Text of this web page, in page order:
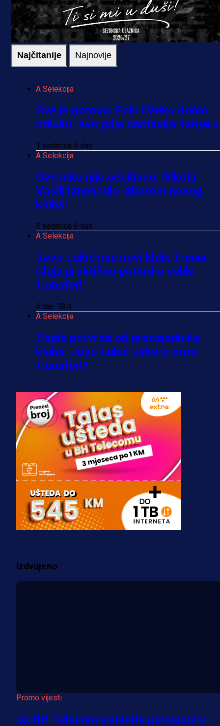
Najčitanije Najnovije
A Selekcija
Sve je gotovo: Edin Džeko donio
odluku, evo gdje nastavlja
1 sedmica 6 dan
A Selekcija
Ovo niko nije očekivao: Nikola
Vasilj iznenadio izborom novog
kluba!
3 sedmica 6 dan
A Selekcija
Jovo Lukić ima novi klub: Trener
Cluja praktično potvrdio veliki
transfer!
4 dan 18 h
A Selekcija
Stigla potvrda od predsjednika
kluba: Jovo Lukić uskoro pravi
transfer!?
A Selekcija
Zmajevi dobili veliko pojačanje:
Fudbaler Olympiacosa želi obući
dres BiH!
3 sedmica 4 dan
Premijer liga BiH
Misimović priveden: SIPA ga tereti
za pranje novca, pretresaju
prostorije FK Borac!
Više vijesti
Izdvojeno
Promo vijesti
Uz BH Telecom ostanite povezani s